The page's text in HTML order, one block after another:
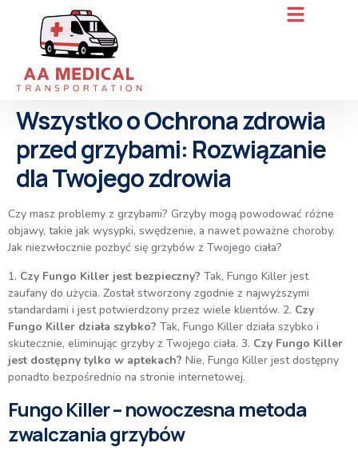
Wszystko o Ochrona zdrowia
przed grzybami: Rozwiązanie
dla Twojego zdrowia
Czy masz problemy z grzybami? Grzyby mogą powodować różne
objawy, takie jak wysypki, swędzenie, a nawet poważne choroby.
Jak niezwłocznie pozbyć się grzybów z Twojego ciała?
1. Czy Fungo Killer jest bezpieczny? Tak, Fungo Killer jest
zaufany do użycia. Został stworzony zgodnie z najwyższymi
standardami i jest potwierdzony przez wiele klientów. 2. Czy
Fungo Killer działa szybko? Tak, Fungo Killer działa szybko i
skutecznie, eliminując grzyby z Twojego ciała. 3. Czy Fungo Killer
jest dostępny tylko w aptekach? Nie, Fungo Killer jest dostępny
ponadto bezpośrednio na stronie internetowej.
Fungo Killer – nowoczesna metoda
zwalczania grzybów